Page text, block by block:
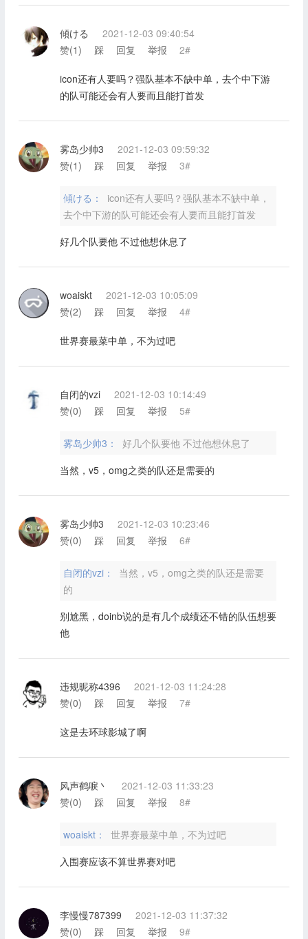
傾ける
2021-12-03 09:40:54
赞(1) 踩 回复 举报 2#
icon还有人要吗？强队基本不缺中单，去个中下游
的队可能还会有人要而且能打首发
雾岛少帅3
2021-12-03 09:59:32
赞(1) 踩 回复 举报 3#
傾ける：
icon还有人要吗？强队基本不缺中单，
去个中下游的队可能还会有人要而且能打首发
好几个队要他 不过他想休息了
woaiskt
2021-12-03 10:05:09
赞(2) 踩 回复 举报 4#
世界赛最菜中单，不为过吧
自闭的vzi
2021-12-03 10:14:49
赞(0) 踩 回复 举报 5#
雾岛少帅3：
好几个队要他 不过他想休息了
当然，v5，omg之类的队还是需要的
雾岛少帅3
2021-12-03 10:23:46
赞(0) 踩 回复 举报 6#
自闭的vzi：
当然，v5，omg之类的队还是需要
的
别尬黑，doinb说的是有几个成绩还不错的队伍想要
他
违规昵称4396
2021-12-03 11:24:28
赞(0) 踩 回复 举报 7#
这是去环球影城了啊
风声鹤唳丶
2021-12-03 11:33:23
赞(0) 踩 回复 举报 8#
woaiskt：
世界赛最菜中单，不为过吧
入围赛应该不算世界赛对吧
李慢慢787399
2021-12-03 11:37:32
赞(0) 踩 回复 举报 9#